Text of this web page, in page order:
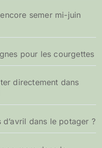
semer mi-juin
pour les courgettes
directement dans
dans le potager ?